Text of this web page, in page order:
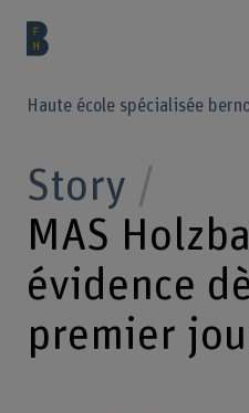
Haute école spécialisée
Story
MAS
évidence
premier